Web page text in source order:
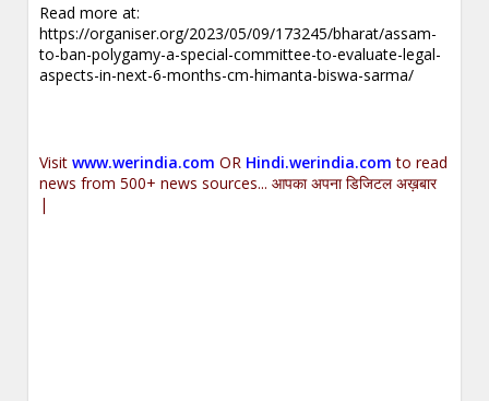
Read more at:
https://organiser.org/2023/05/09/173245/bharat/assam-
to-ban-polygamy-a-special-committee-to-evaluate-legal-
aspects-in-next-6-months-cm-himanta-biswa-sarma/
Visitwww.werindia.com OR Hindi.werindia.com to read
news from 500+ news sources... आपका अपना डिजिटल अख़बार
|